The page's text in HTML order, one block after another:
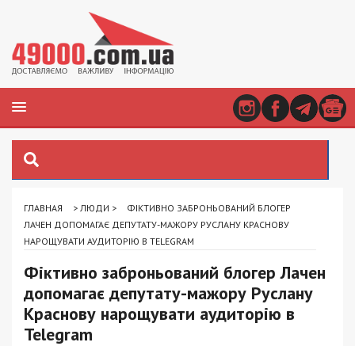
ГЛАВНАЯ > ЛЮДИ >
ФІКТИВНО ЗАБРОНЬОВАНИЙ БЛОГЕР
ЛАЧЕН ДОПОМАГАЄ ДЕПУТАТУ-МАЖОРУ РУСЛАНУ КРАСНОВУ
НАРОЩУВАТИ АУДИТОРІЮ В TELEGRAM
Фіктивно заброньований блогер Лачен
допомагає депутату-мажору Руслану
Краснову нарощувати аудиторію в
Telegram